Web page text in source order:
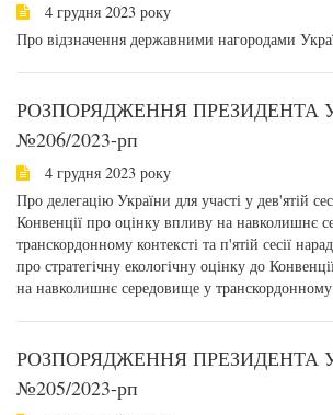
4 грудня 2023 року
Про відзначення державними нагородами
РОЗПОРЯДЖЕННЯ ПРЕЗИДЕНТА
№206/2023-рп
4 грудня 2023 року
Про делегацію України для участі у дев'ятій
Конвенції про оцінку впливу на навколишнє
транскордонному контексті та п'ятій сесії
про стратегічну екологічну оцінку до
на навколишнє середовище у транскордонному
РОЗПОРЯДЖЕННЯ ПРЕЗИДЕНТА
№205/2023-рп